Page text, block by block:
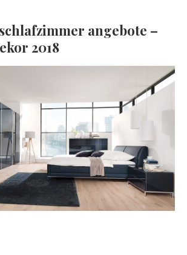
angebote –
2018